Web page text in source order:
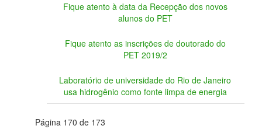
Fique atento à data da Recepção dos novos
alunos do PET
Fique atento as inscrições de doutorado do
PET 2019/2
Laboratório de universidade do Rio de Janeiro
usa hidrogênio como fonte limpa de energia
Página 170 de 173